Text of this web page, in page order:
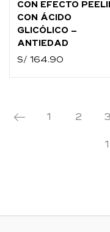
CON EFECTO
CON ÁCIDO
GLICÓLICO –
ANTIEDAD
S/ 164.90
1 2 3